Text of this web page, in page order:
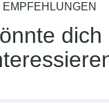
EMPFEHLUNGEN
dich